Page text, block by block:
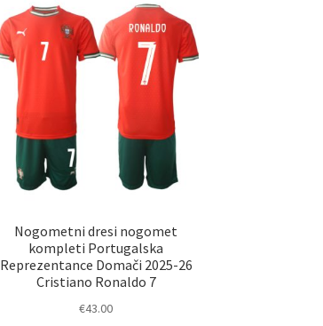
lahko
izberete
na
strani
izdelka
Nogometni dresi nogomet
kompleti Portugalska
Reprezentance Domači 2025-26
Cristiano Ronaldo 7
€43.00